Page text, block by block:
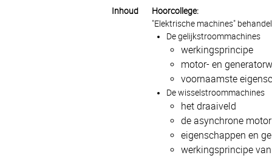
Inhoud
Hoorcollege:
"Elektrische machines"
De gelijkstroommachines
werkingsprincipe
motor- en
voornaamste
De wisselstroommachines
het draaiveld
de asynchrone
eigenschappen en
werkingsprincipe